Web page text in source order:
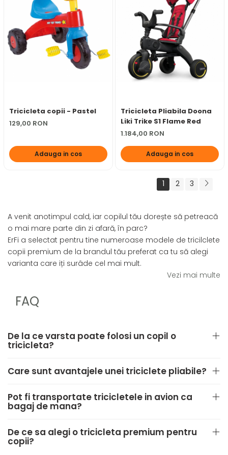
Tricicleta copii - Pastel
129,00 RON
Adauga in cos
Tricicleta Pliabila Doona
Liki Trike S1 Flame Red
1.184,00 RON
Adauga in cos
1 2 3
A venit anotimpul cald, iar copilul tău dorește să petreacă
o mai mare parte din zi afară, în parc?
ErFi a selectat pentru tine numeroase modele de tricilclete
copii premium de la brandul tău preferat ca tu să alegi
varianta care iți surâde cel mai mult.
Vezi mai multe
FAQ
De la ce varsta poate folosi un copil o
tricicleta?
Care sunt avantajele unei triciclete pliabile?
Pot fi transportate tricicletele in avion ca
bagaj de mana?
De ce sa alegi o tricicleta premium pentru
copii?